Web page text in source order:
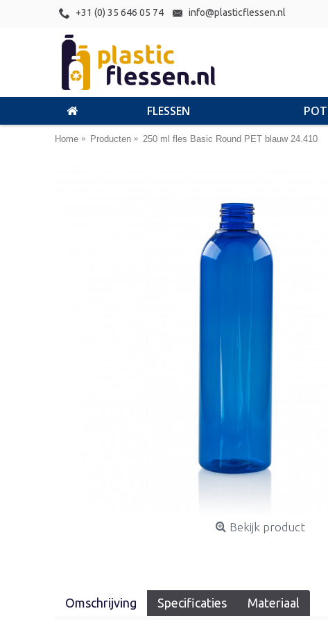
+31 (0) 35 646 05 74 info@plasticflessen.nl
FLESSEN
Home Producten 250 ml fles Basic Round PET blauw 24.410
Bekijk product
Omschrijving Specificaties Materiaal